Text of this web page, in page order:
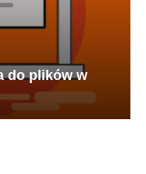
do plików w